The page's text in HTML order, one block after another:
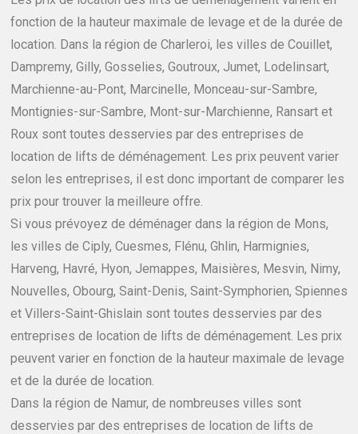
fonction de la hauteur maximale de levage et de la durée de
location. Dans la région de Charleroi, les villes de Couillet,
Dampremy, Gilly, Gosselies, Goutroux, Jumet, Lodelinsart,
Marchienne-au-Pont, Marcinelle, Monceau-sur-Sambre,
Montignies-sur-Sambre, Mont-sur-Marchienne, Ransart et
Roux sont toutes desservies par des entreprises de
location de lifts de déménagement. Les prix peuvent varier
selon les entreprises, il est donc important de comparer les
prix pour trouver la meilleure offre.
Si vous prévoyez de déménager dans la région de Mons,
les villes de Ciply, Cuesmes, Flénu, Ghlin, Harmignies,
Harveng, Havré, Hyon, Jemappes, Maisières, Mesvin, Nimy,
Nouvelles, Obourg, Saint-Denis, Saint-Symphorien, Spiennes
et Villers-Saint-Ghislain sont toutes desservies par des
entreprises de location de lifts de déménagement. Les prix
peuvent varier en fonction de la hauteur maximale de levage
et de la durée de location.
Dans la région de Namur, de nombreuses villes sont
desservies par des entreprises de location de lifts de